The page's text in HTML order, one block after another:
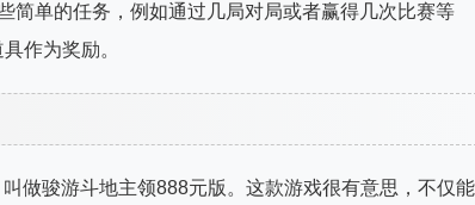
简单的任务，例如通过几局对局或者赢得几次比赛等
作为奖励。
做骏游斗地主领888元版。这款游戏很有意思，不仅能